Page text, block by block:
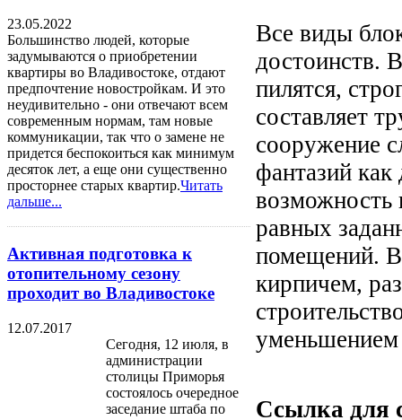
23.05.2022
Большинство людей, которые
задумываются о приобретении
квартиры во Владивостоке, отдают
предпочтение новостройкам. И это
неудивительно - они отвечают всем
современным нормам, там новые
коммуникации, так что о замене не
придется беспокоиться как минимум
десяток лет, а еще они существенно
просторнее старых квартир.Читать
дальше...
Активная подготовка к
отопительному сезону
проходит во Владивостоке
12.07.2017
Сегодня, 12 июля, в
администрации
столицы Приморья
состоялось очередное
заседание штаба по
Все виды
достоинств.
пилятся,
составляет
сооружение
фантазий как
равных
помещений.
кирпичем,
Ссылка для